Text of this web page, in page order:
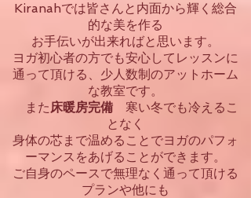
Kiranahでは皆さんと内面から輝く総合
的な美を作る
お手伝いが出来ればと思います。
ヨガ初心者の方でも安心してレッスンに
通って頂ける、少人数制のアットホーム
な教室です。
また 床暖房完備寒い冬でも冷えるこ
となく
​身体の芯まで温めることでヨガのパフォ
ーマンスをあげることができます。
​ご自身のペースで無理なく通って頂ける
プランや他にも